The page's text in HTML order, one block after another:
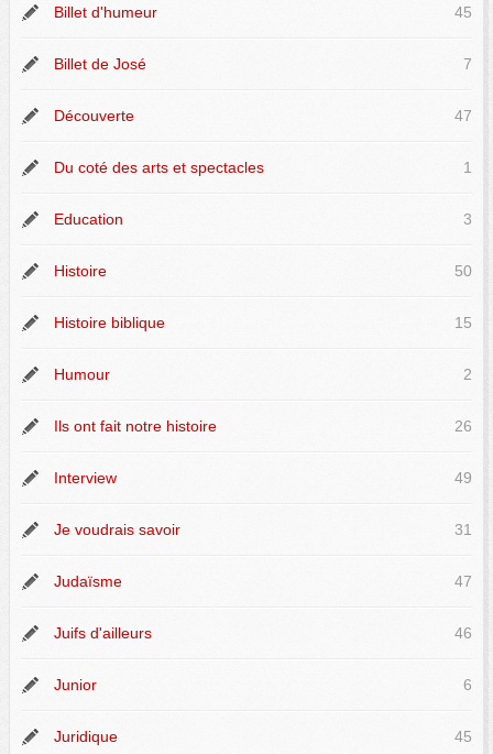
Billet d'humeur 45
Billet de José 7
Découverte 47
Du coté des arts et spectacles 1
Education 3
Histoire 50
Histoire biblique 15
Humour 2
Ils ont fait notre histoire 26
Interview 49
Je voudrais savoir 31
Judaïsme 47
Juifs d'ailleurs 46
Junior 6
Juridique 45